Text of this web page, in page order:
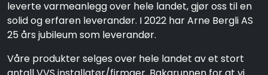
leverte varmeanlegg over hele landet, gjør oss til en
solid og erfaren leverandør. I 2022 har Arne Bergli AS
25 års jubileum som leverandør.
Våre produkter selges over hele landet av et stort